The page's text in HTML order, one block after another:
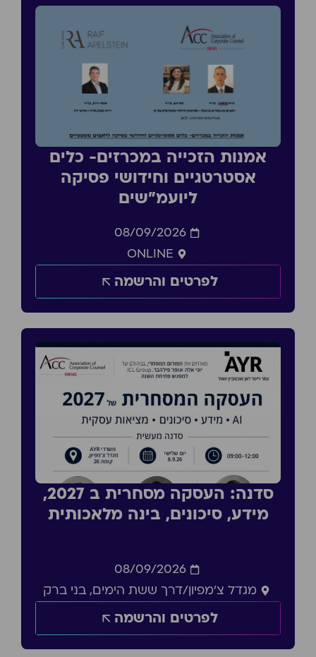
אמנות הזכייה במכרזים- כלים
אסטרטגיים וחידושי פסיקה
ליועמ״שים
08/09/2026
ONLINE
לפרטים והרשמה
סדנה: העסקה מסחרית ב 2027,
מידע, סיכונים, בינה מלאכותית
08/09/2026
מגדל צ'מפיון/דרך ששת הימים, בני ברק
לפרטים והרשמה